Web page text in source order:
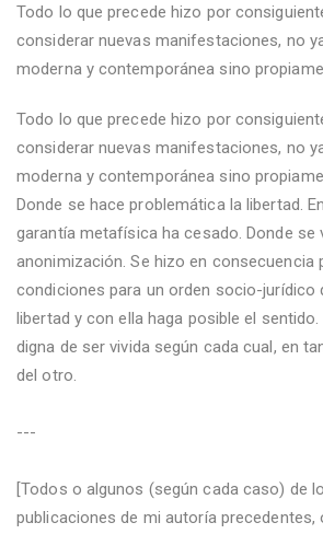
Todo lo que precede hizo por
considerar nuevas manifestaciones, no
moderna y contemporánea sino
Todo lo que precede hizo por
considerar nuevas manifestaciones, no
moderna y contemporánea sino
Donde se hace problemática la libertad.
garantía metafísica ha cesado. Donde se
anonimización. Se hizo en consecuencia
condiciones para un orden socio-jurídico
libertad y con ella haga posible el
digna de ser vivida según cada cual, en
del otro.
---
[Todos o algunos (según cada caso) de
publicaciones de mi autoría precedentes,